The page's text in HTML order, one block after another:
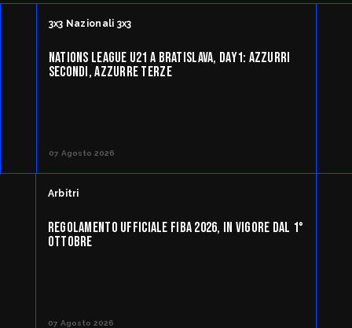
Settore Giovanile
Minibasket
SPORTELLO LEGALE-FISCALE
Giustizia Sportiva
Settore Organizzativo
Webmail
3x3 Nazionali 3x3
NATIONS LEAGUE U21 A BRATISLAVA, DAY1: AZZURRI
SECONDI, AZZURRE TERZE
07 Agosto 2026
Arbitri
REGOLAMENTO UFFICIALE FIBA 2026, IN VIGORE DAL 1°
OTTOBRE
07 Agosto 2026